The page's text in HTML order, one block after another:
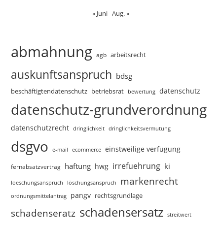
« Juni Aug. »
abmahnung agb arbeitsrecht
auskunftsanspruch bdsg
beschäftigtendatenschutz betriebsrat bewertung datenschutz
datenschutz-grundverordnung
datenschutzrecht dringlichkeit dringlichkeitsvermutung
dsgvo e-mail ecommerce einstweilige verfügung
fernabsatzvertrag haftung hwg irrefuehrung ki
loeschungsanspruch löschungsanspruch markenrecht
ordnungsmittelantrag pangv rechtsgrundlage
schadenseratz schadensersatz streitwert